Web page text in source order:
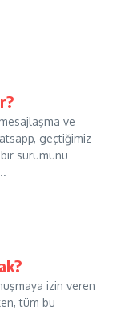
ve
geçtiğimiz
sürümünü
izin veren
tüm bu